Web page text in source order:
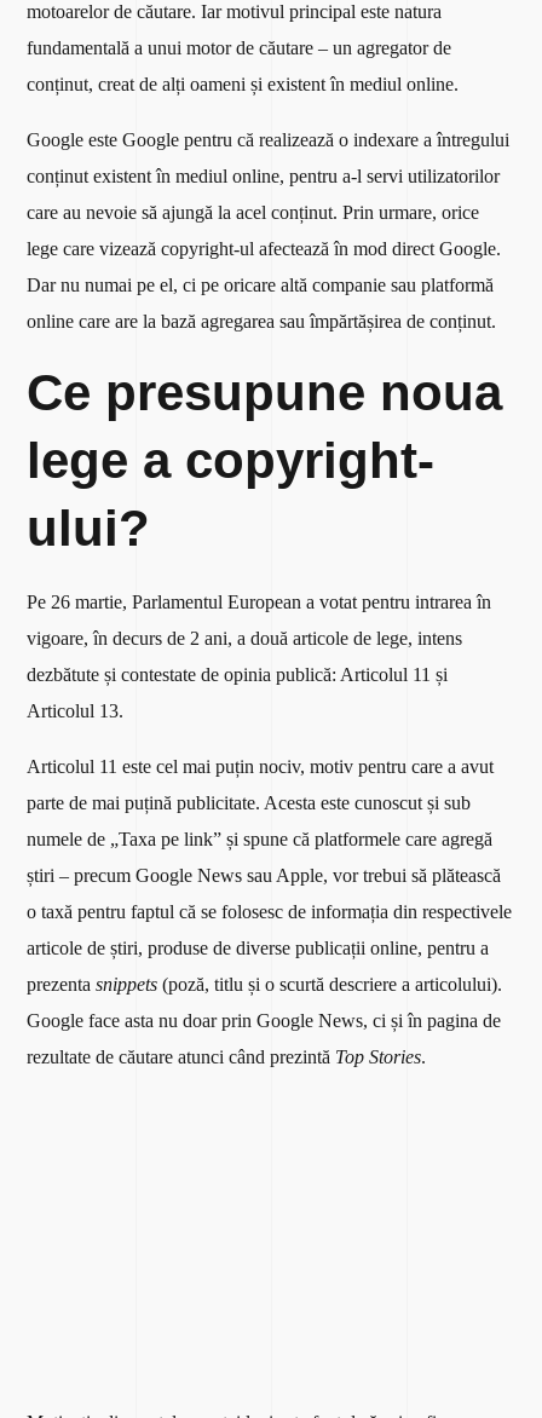
motoarelor de căutare. Iar motivul principal este natura
fundamentală a unui motor de căutare – un agregator de
conținut, creat de alți oameni și existent în mediul online.
Google este Google pentru că realizează o indexare a întregului
conținut existent în mediul online, pentru a-l servi utilizatorilor
care au nevoie să ajungă la acel conținut. Prin urmare, orice
lege care vizează copyright-ul afectează în mod direct Google.
Dar nu numai pe el, ci pe oricare altă companie sau platformă
online care are la bază agregarea sau împărtășirea de conținut.
Ce presupune noua
lege a copyright-
ului?
Pe 26 martie, Parlamentul European a votat pentru intrarea în
vigoare, în decurs de 2 ani, a două articole de lege, intens
dezbătute și contestate de opinia publică: Articolul 11 și
Articolul 13.
Articolul 11 este cel mai puțin nociv, motiv pentru care a avut
parte de mai puțină publicitate. Acesta este cunoscut și sub
numele de „Taxa pe link” și spune că platformele care agregă
știri – precum Google News sau Apple, vor trebui să plătească
o taxă pentru faptul că se folosesc de informația din respectivele
articole de știri, produse de diverse publicații online, pentru a
prezentasnippets (poză, titlu și o scurtă descriere a articolului).
Google face asta nu doar prin Google News, ci și în pagina de
rezultate de căutare atunci când prezintă Top Stories.